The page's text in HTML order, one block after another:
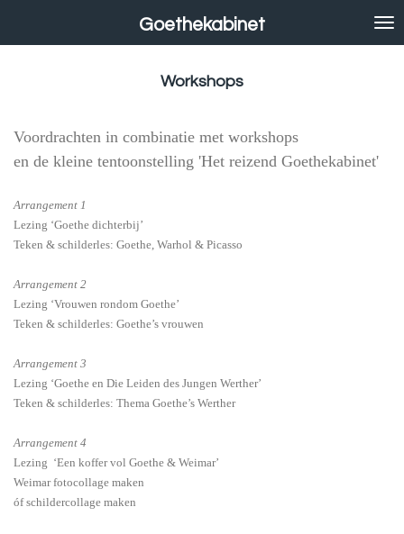
Goethekabinet
Workshops
Voordrachten in combinatie met workshops
en de kleine tentoonstelling 'Het reizend Goethekabinet'
Arrangement 1
Lezing ‘Goethe dichterbij’
Teken & schilderles: Goethe, Warhol & Picasso
Arrangement 2
Lezing ‘Vrouwen rondom Goethe’
Teken & schilderles: Goethe’s vrouwen
Arrangement 3
Lezing ‘Goethe en Die Leiden des Jungen Werther’
Teken & schilderles: Thema Goethe’s Werther
Arrangement 4
Lezing ‘Een koffer vol Goethe & Weimar’
Weimar fotocollage maken
óf schildercollage maken